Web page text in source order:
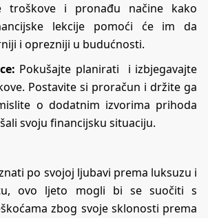
troškove i pronađu načine kako
lekcije pomoći će im da
i oprezniji u budućnosti.
Pokušajte planirati i izbjegavajte
Postavite si proračun i držite ga
o dodatnim izvorima prihoda
svoju financijsku situaciju.
po svojoj ljubavi prema luksuzu i
ovo ljeto mogli bi se suočiti s
zbog svoje sklonosti prema